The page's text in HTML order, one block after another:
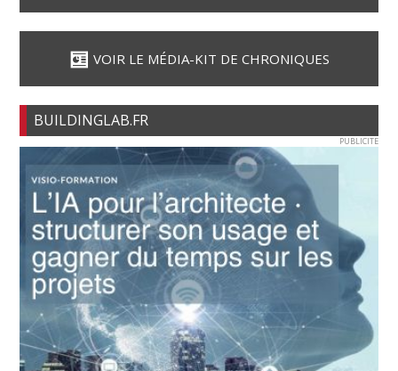
VOIR LE MÉDIA-KIT DE CHRONIQUES
BUILDINGLAB.FR
PUBLICITE